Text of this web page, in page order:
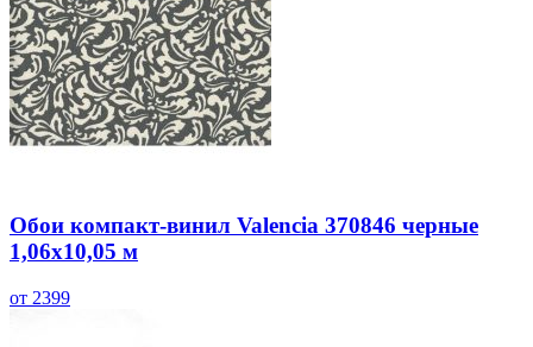
Обои компакт-винил Valencia 370846 черные
1,06х10,05 м
от 2399